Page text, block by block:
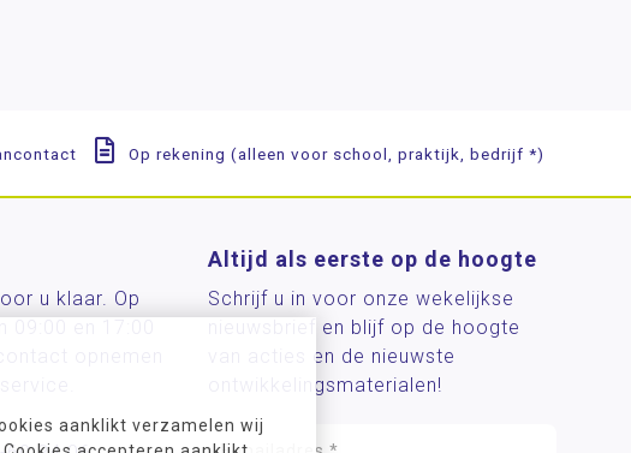
aanklikt verzamelen wij
Op rekening (alleen voor school, praktijk, bedrijf *)
u klaar. Op
Altijd als eerste op de hoogte
Schrijf u in voor onze wekelijkse
nieuwsbrief en blijf op de hoogte
van acties en de nieuwste
ontwikkelingsmaterialen!